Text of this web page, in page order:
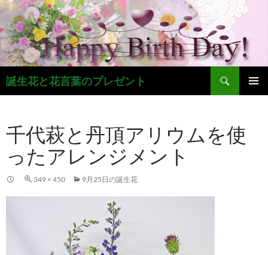
コ
ン
テ
ン
ツ
へ
ス
プ
誕生花と花言葉のプレゼント
検
索
千代萩と丹頂アリウムを使
ったアレンジメント
349 × 450 9月25日の誕生花